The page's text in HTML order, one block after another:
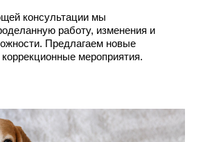
консультации мы
работу, изменения и
Предлагаем новые
мероприятия.